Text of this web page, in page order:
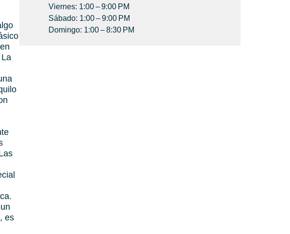
es
Viernes: 1:00 – 9:00 PM
Sábado: 1:00 – 9:00 PM
Domingo: 1:00 – 8:30 PM